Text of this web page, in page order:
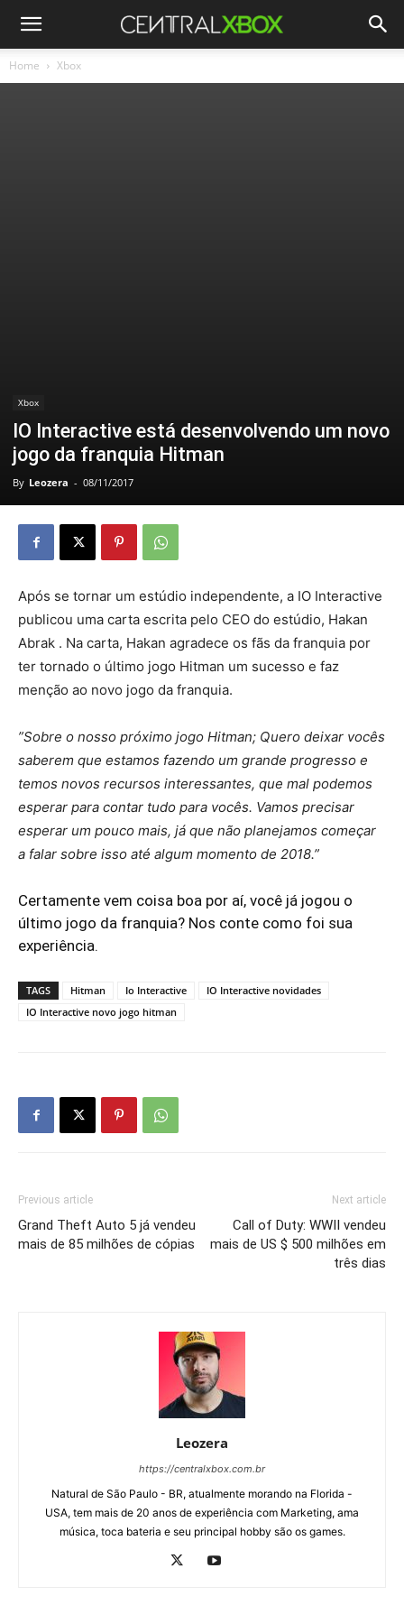
Home Xbox
Xbox
IO Interactive está desenvolvendo um novo
jogo da franquia Hitman
By Leozera - 08/11/2017
Após se tornar um estúdio independente, a IO Interactive
publicou uma carta escrita pelo CEO do estúdio, Hakan
Abrak . Na carta, Hakan agradece os fãs da franquia por
ter tornado o último jogo Hitman um sucesso e faz
menção ao novo jogo da franquia.
”Sobre o nosso próximo jogo Hitman; Quero deixar vocês
saberem que estamos fazendo um grande progresso e
temos novos recursos interessantes, que mal podemos
esperar para contar tudo para vocês. Vamos precisar
esperar um pouco mais, já que não planejamos começar
a falar sobre isso até algum momento de 2018.”
Certamente vem coisa boa por aí, você já jogou o
último jogo da franquia? Nos conte como foi sua
experiência.
TAGS Hitman Io Interactive
IO Interactive novidades
IO Interactive novo jogo hitman
Previous article
Grand Theft Auto 5 já vendeu
mais de 85 milhões de cópias
Next article
Call of Duty: WWII vendeu
mais de US $ 500 milhões em
três dias
Leozera
https://centralxbox.com.br
Natural de São Paulo - BR, atualmente morando na Florida -
USA, tem mais de 20 anos de experiência com Marketing, ama
música, toca bateria e seu principal hobby são os games.